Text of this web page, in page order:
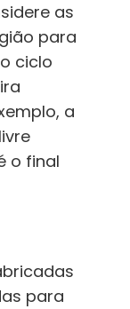
as
para
ciclo
a
o final
para